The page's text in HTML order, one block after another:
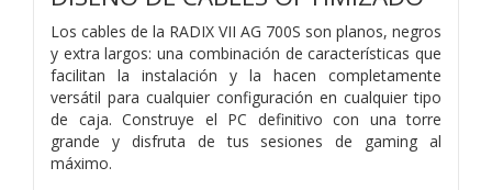
Los cables de la RADIX VII AG 700S son planos, negros
y extra largos: una combinación de características que
facilitan la instalación y la hacen completamente
versátil para cualquier configuración en cualquier tipo
de caja. Construye el PC definitivo con una torre
grande y disfruta de tus sesiones de gaming al
máximo.